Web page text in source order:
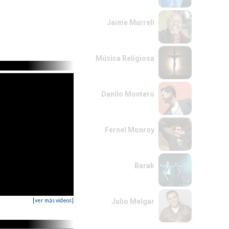
[ver más videos]
Jaime Murrell
Música Religiosa
Danilo Montero
Fernel Monroy
Barak
Julio Melgar